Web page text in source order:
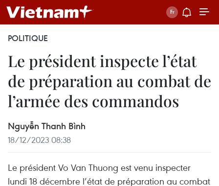
POLITIQUE
Le président inspecte l’état
de préparation au combat de
l’armée des commandos
Nguyễn Thanh Bình
18/12/2023 08:38
Le président Vo Van Thuong est venu inspecter
lundi 18 décembre l’état de préparation au combat